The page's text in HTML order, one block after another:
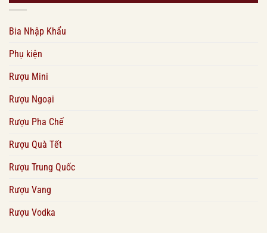
Bia Nhập Khẩu
Phụ kiện
Rượu Mini
Rượu Ngoại
Rượu Pha Chế
Rượu Quà Tết
Rượu Trung Quốc
Rượu Vang
Rượu Vodka